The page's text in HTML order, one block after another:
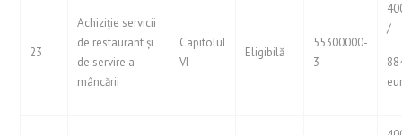
23
Achiziție servicii
de restaurant și
de servire a
mâncării
Capitolul
VI
Eligibilă
55300000-
3
/